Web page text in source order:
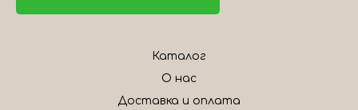
Каталог
О нас
Доставка и оплата